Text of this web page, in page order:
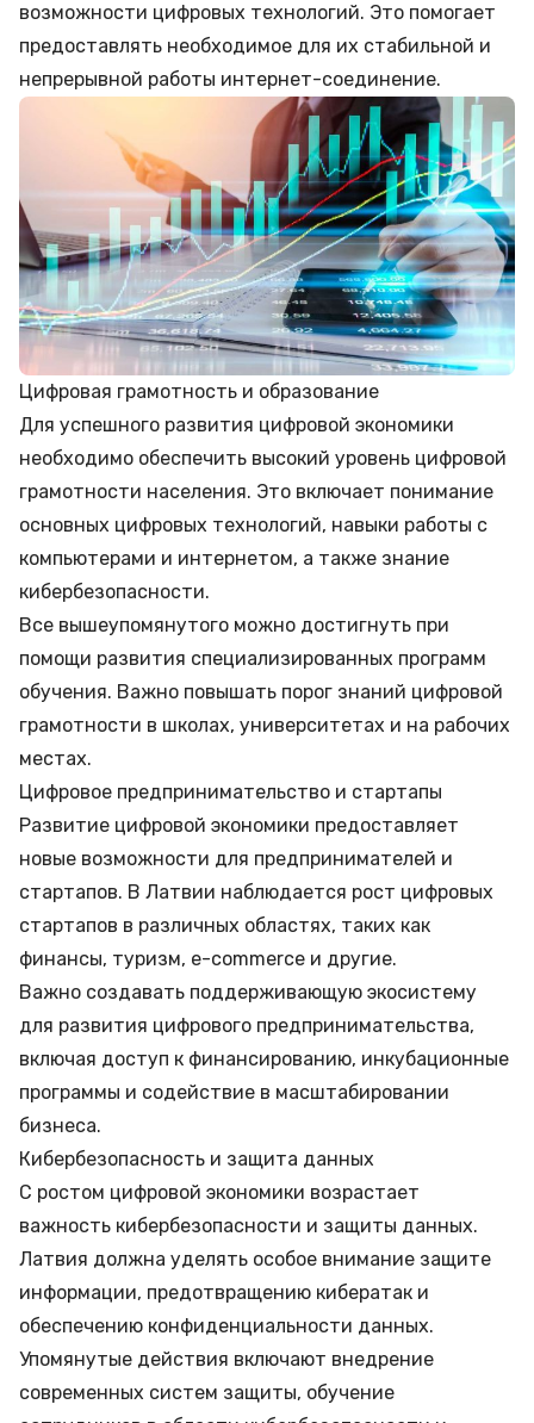
возможности цифровых технологий. Это помогает
предоставлять необходимое для их стабильной и
непрерывной работы интернет-соединение.
Цифровая грамотность и образование
Для успешного развития цифровой экономики
необходимо обеспечить высокий уровень цифровой
грамотности населения. Это включает понимание
основных цифровых технологий, навыки работы с
компьютерами и интернетом, а также знание
кибербезопасности.
Все вышеупомянутого можно достигнуть при
помощи развития специализированных программ
обучения. Важно повышать порог знаний цифровой
грамотности в школах, университетах и на рабочих
местах.
Цифровое предпринимательство и стартапы
Развитие цифровой экономики предоставляет
новые возможности для предпринимателей и
стартапов. В Латвии наблюдается рост цифровых
стартапов в различных областях, таких как
финансы, туризм, e-commerce и другие.
Важно создавать поддерживающую экосистему
для развития цифрового предпринимательства,
включая доступ к финансированию, инкубационные
программы и содействие в масштабировании
бизнеса.
Кибербезопасность и защита данных
С ростом цифровой экономики возрастает
важность кибербезопасности и защиты данных.
Латвия должна уделять особое внимание защите
информации, предотвращению кибератак и
обеспечению конфиденциальности данных.
Упомянутые действия включают внедрение
современных систем защиты, обучение